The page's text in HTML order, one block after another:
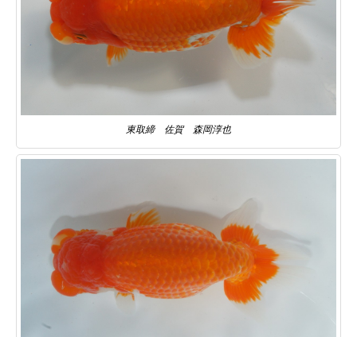
東取締 佐賀 森岡淳也